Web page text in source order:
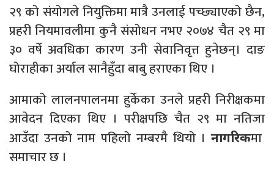
२९ को संयोगले नियुक्तिमा मात्रै उनलाई पच्छ्याएको छैन,
प्रहरी नियमावलीमा कुनै संसोधन नभए २०७४ चैत २९ मा
३० वर्षे अवधिका कारण उनी सेवानिवृत्त हुनेछन्। दाङ
घोराहीका अर्याल सानैहुँदा बाबु हराएका थिए ।
आमाको लालनपालनमा हुर्केका उनले प्रहरी निरीक्षकमा
आवेदन दिएका थिए । परीक्षपछि चैत २९ मा नतिजा
आउँदा उनको नाम पहिलो नम्बरमै थियो । नागरिकमा
समाचार छ ।